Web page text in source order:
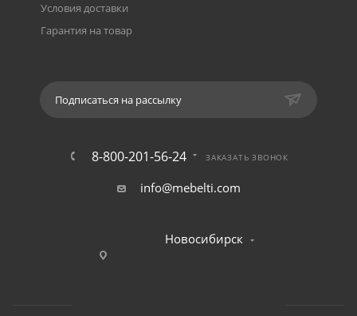
Условия доставки
Гарантия на товар
Подписаться на рассылку
8-800-201-56-24 ЗАКАЗАТЬ ЗВОНОК
info@mebelti.com
Новосибирск